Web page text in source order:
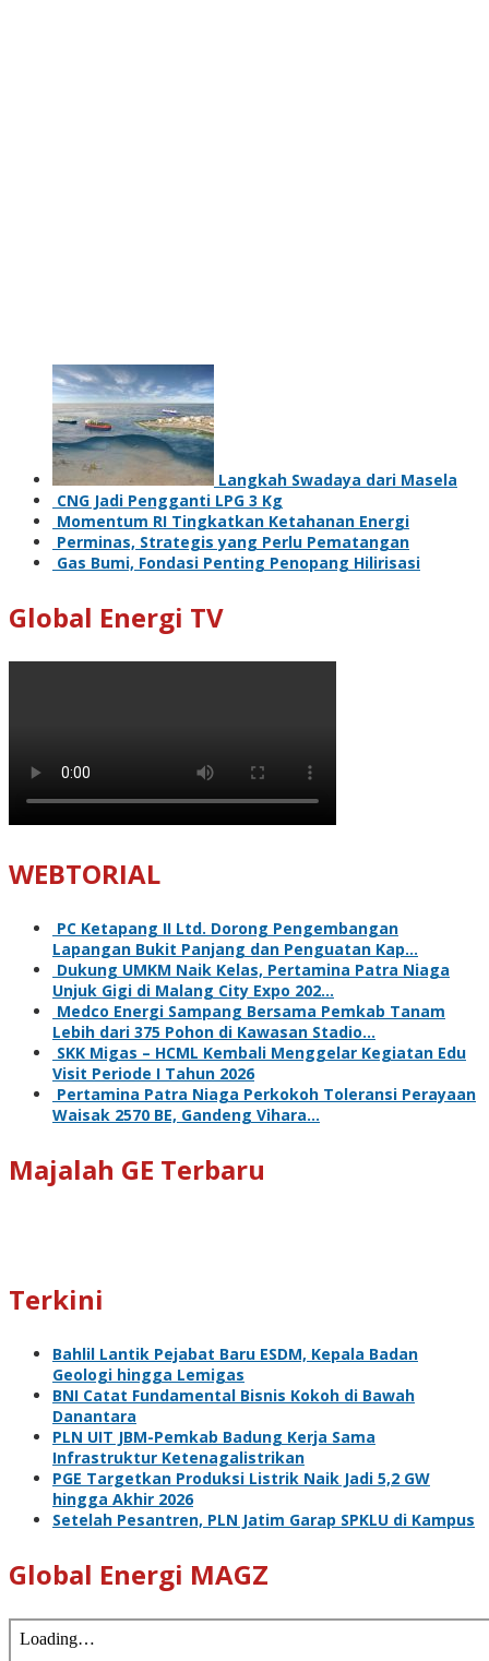
Langkah Swadaya dari Masela
CNG Jadi Pengganti LPG 3 Kg
Momentum RI Tingkatkan Ketahanan Energi
Perminas, Strategis yang Perlu Pematangan
Gas Bumi, Fondasi Penting Penopang Hilirisasi
Global Energi TV
WEBTORIAL
PC Ketapang II Ltd. Dorong Pengembangan
Lapangan Bukit Panjang dan Penguatan Kap…
Dukung UMKM Naik Kelas, Pertamina Patra Niaga
Unjuk Gigi di Malang City Expo 202…
Medco Energi Sampang Bersama Pemkab Tanam
Lebih dari 375 Pohon di Kawasan Stadio…
SKK Migas – HCML Kembali Menggelar Kegiatan Edu
Visit Periode I Tahun 2026
Pertamina Patra Niaga Perkokoh Toleransi Perayaan
Waisak 2570 BE, Gandeng Vihara…
Majalah GE Terbaru
Terkini
Bahlil Lantik Pejabat Baru ESDM, Kepala Badan
Geologi hingga Lemigas
BNI Catat Fundamental Bisnis Kokoh di Bawah
Danantara
PLN UIT JBM-Pemkab Badung Kerja Sama
Infrastruktur Ketenagalistrikan
PGE Targetkan Produksi Listrik Naik Jadi 5,2 GW
hingga Akhir 2026
Setelah Pesantren, PLN Jatim Garap SPKLU di Kampus
Global Energi MAGZ